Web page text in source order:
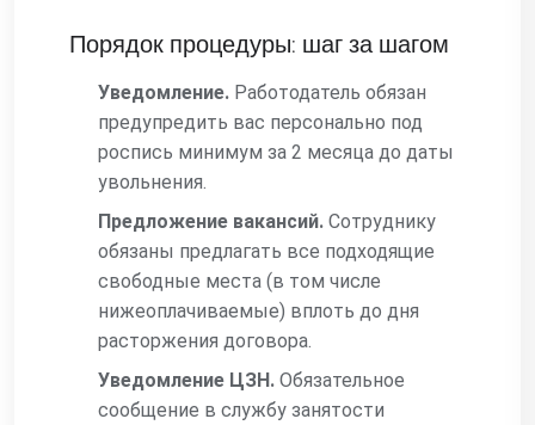
Порядок процедуры: шаг за шагом
Уведомление. Работодатель обязан
предупредить вас персонально под
роспись минимум за 2 месяца до даты
увольнения.
Предложение вакансий. Сотруднику
обязаны предлагать все подходящие
свободные места (в том числе
нижеоплачиваемые) вплоть до дня
расторжения договора.
Уведомление ЦЗН. Обязательное
сообщение в службу занятости